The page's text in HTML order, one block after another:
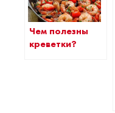
Чем полезны
креветки?